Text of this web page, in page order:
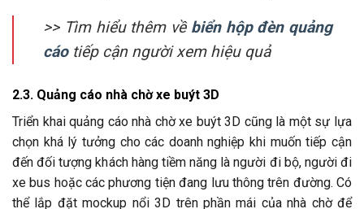
>> Tìm hiểu thêm về biển hộp đèn quảng
cáotiếp cận người xem hiệu quả
2.3. Quảng cáo nhà chờ xe buýt 3D
Triển khai quảng cáo nhà chờ xe buýt 3D cũng là một sự lựa
chọn khá lý tưởng cho các doanh nghiệp khi muốn tiếp cận
đến đối tượng khách hàng tiềm năng là người đi bộ, người đi
xe bus hoặc các phương tiện đang lưu thông trên đường. Có
thể lắp đặt mockup nổi 3D trên phần mái của nhà chờ để